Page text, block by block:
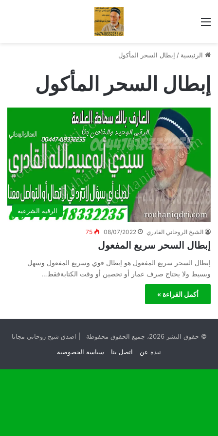
القائمة
الرئيسية / إبطال السحر المأكول
إبطال السحر المأكول
الرقية الشرعية
الشيخ الروحاني القادري 08/07/2022
75
إبطال السحر سريع المفعول
إبطال السحر سريع المفعول هو إبطال قوي وسريع المفعول وسهل
وبسيط ولا يحتاج صرف عمار أو تحصين أو وقت الكتابةفقط…
أكمل القراءة »
© حقوق النشر 2026، جميع الحقوق محفوظة | اصدق شيخ روحاني مجانا
نبذة عن
اتصل بنا سياسة الخصوصية